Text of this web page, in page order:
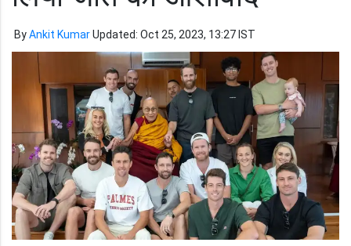
ByAnkit KumarUpdated: Oct 25, 2023, 13:27 IST